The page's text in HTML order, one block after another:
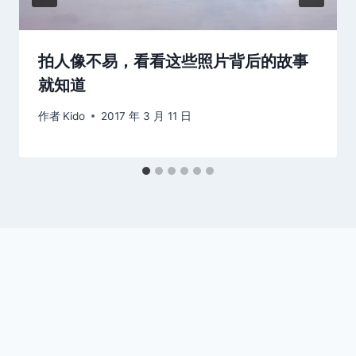
拍人像不易，看看这些照片背后的故事
就知道
作者 Kido 2017 年 3 月 11 日